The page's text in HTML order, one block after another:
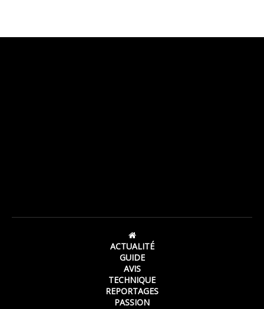
ACTUALITÉ
GUIDE
AVIS
TECHNIQUE
REPORTAGES
PASSION